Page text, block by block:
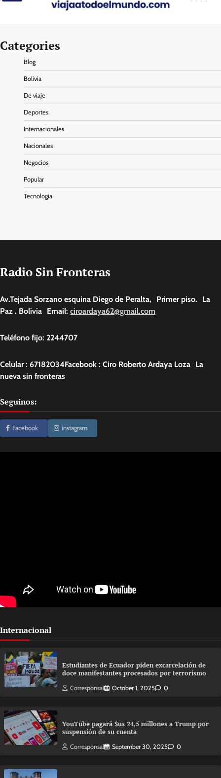
Categories
Blog
Bolivia
De viaje
Deportes
Internacionales
Nacionales
Negocios
Popular
Tecnologia
Radio Sin Fronteras
Av.Tejada Sorzano esquina Diego de Peralta, Primer piso. La
Paz . Bolivia Email: ciroardaya62@gmail.com
Teléfono fijo: 2244707
Celular : 67182034Facebook : Ciro Roberto Ardaya Loza La
nueva sin fronteras
Seguinos:
Facebook instagram
Internacional
Estudiantes de Ecuador piden excarcelación de
doce manifestantes procesados por terrorismo
Corresponsal October 1, 2025 0
YouTube pagará $us 24,5 millones a Trump por
suspensión de su cuenta
Corresponsal September 30, 2025 0